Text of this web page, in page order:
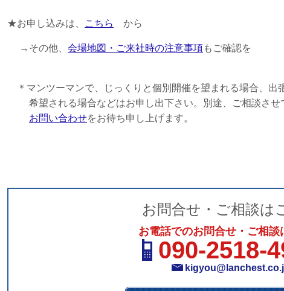
★お申し込みは、 こちら から
→その他、 会場地図・ご来社時の注意事項もご確認を
＊マンツーマンで、じっくりと個別開催を望まれる場合、出
希望される場合などはお申し出下さい。別途、ご相談させ
お問い合わせをお待ち申し上げます。
お問合せ・ご相談は
お電話でのお問合せ・ご相談
090-2518-